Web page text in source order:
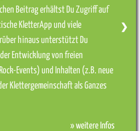
Beitrag erhältst Du Zugriff auf
KletterApp und viele
hinaus unterstützt Du
Entwicklung von freien
Events) und Inhalten (z.B. neue
Klettergemeinschaft als Ganzes
» weitere Infos
❯